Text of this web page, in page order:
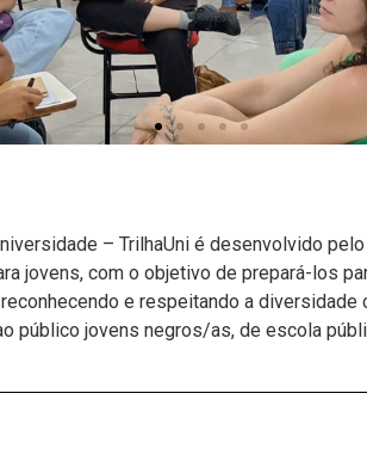
– TrilhaUni é desenvolvido
jovens, com o objetivo de prepará-los
e respeitando a
público jovens negros/as, de escola